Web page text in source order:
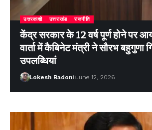
उत्तरकाशी उत्तराखंड राजनीति
केंद्र सरकार के 12 वर्ष पूर्ण होने पर
वार्ता में कैबिनेट मंत्री ने सौरभ बहुगुणा
उपलब्धियां
Lokesh Badoni June 12, 2026